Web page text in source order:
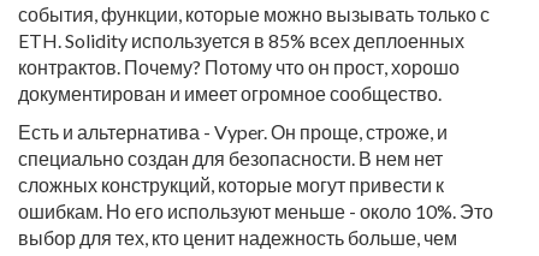
события, функции, которые можно вызывать только с
ETH. Solidity используется в 85% всех деплоенных
контрактов. Почему? Потому что он прост, хорошо
документирован и имеет огромное сообщество.
Есть и альтернатива - Vyper. Он проще, строже, и
специально создан для безопасности. В нем нет
сложных конструкций, которые могут привести к
ошибкам. Но его используют меньше - около 10%. Это
выбор для тех, кто ценит надежность больше, чем